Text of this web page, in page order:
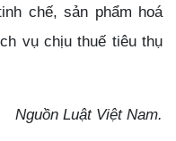
chế, sản phẩm hoá
vụ chịu thuế tiêu thụ
Nguồn Luật Việt Nam.